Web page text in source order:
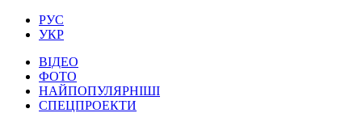
РУС
УКР
ВІДЕО
ФОТО
НАЙПОПУЛЯРНІШІ
СПЕЦПРОЕКТИ